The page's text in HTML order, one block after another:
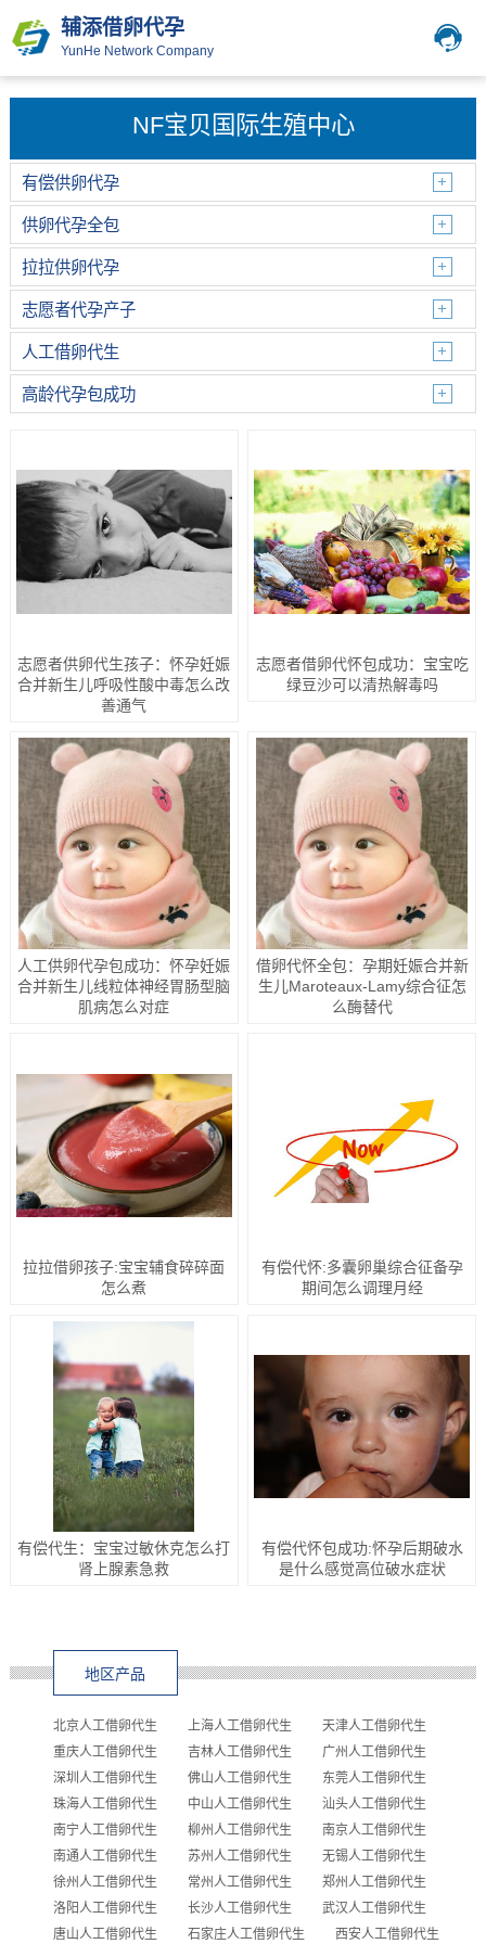
辅添借卵代孕
YunHe Network Company
NF宝贝国际生殖中心
有偿供卵代孕
供卵代孕全包
拉拉供卵代孕
志愿者代孕产子
人工借卵代生
高龄代孕包成功
志愿者供卵代生孩子：怀孕妊娠
合并新生儿呼吸性酸中毒怎么改
善通气
志愿者借卵代怀包成功：宝宝吃
绿豆沙可以清热解毒吗
人工供卵代孕包成功：怀孕妊娠
合并新生儿线粒体神经胃肠型脑
肌病怎么对症
借卵代怀全包：孕期妊娠合并新
生儿Maroteaux-Lamy综合征怎
么酶替代
拉拉借卵孩子:宝宝辅食碎碎面
怎么煮
有偿代怀:多囊卵巢综合征备孕
期间怎么调理月经
有偿代生：宝宝过敏休克怎么打
肾上腺素急救
有偿代怀包成功:怀孕后期破水
是什么感觉高位破水症状
地区产品
北京人工借卵代生 上海人工借卵代生
天津人工借卵代生
重庆人工借卵代生
吉林人工借卵代生
广州人工借卵代生
深圳人工借卵代生
佛山人工借卵代生
东莞人工借卵代生
珠海人工借卵代生
中山人工借卵代生
汕头人工借卵代生
南宁人工借卵代生
柳州人工借卵代生
南京人工借卵代生
南通人工借卵代生
苏州人工借卵代生
无锡人工借卵代生
徐州人工借卵代生
常州人工借卵代生
郑州人工借卵代生
洛阳人工借卵代生
长沙人工借卵代生
武汉人工借卵代生
唐山人工借卵代生
石家庄人工借卵代生 西安人工借卵代生